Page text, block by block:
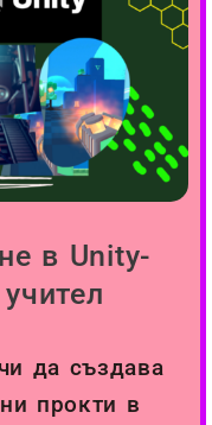
в Unity-
да създава
прокти в